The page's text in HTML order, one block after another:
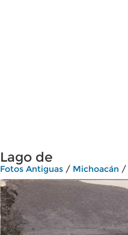
Lago de
Fotos Antiguas / Michoacán /